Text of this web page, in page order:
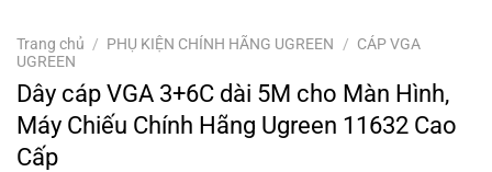
Trang chủ / PHỤ KIỆN CHÍNH HÃNG UGREEN / CÁP VGA
UGREEN
Dây cáp VGA 3+6C dài 5M cho Màn Hình,
Máy Chiếu Chính Hãng Ugreen 11632 Cao
Cấp